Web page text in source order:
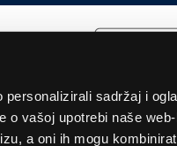
sadržaj i
o vašoj upotrebi naše
a oni ih mogu
Sva prava pridržana!